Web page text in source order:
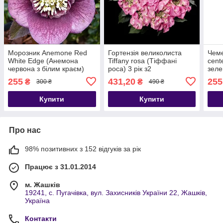
Морозник Anemone Red
White Edge (Анемона
червона з білим краєм)
255 ₴ 300 ₴
Купити
Гортензія великолиста
Tiffany rosa (Тіффані
роса) 3 рік з2
431,20₴ 490 ₴
Купити
255
Про нас
98% позитивних з 152 відгуків за рік
Працює з 31.01.2014
м. Жашків
19241, с. Пугачівка, вул. Захисників України 22, Жашків,
Україна
Контакти